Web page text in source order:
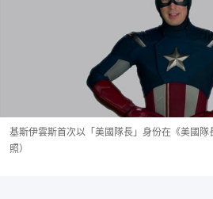
基斯伊雲斯首次以「美國隊長」身份在《美國隊
照）